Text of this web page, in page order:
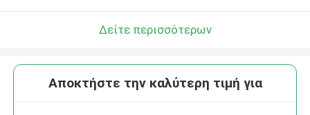
Δείτε περισσότερων
Αποκτήστε την καλύτερη τιμή για